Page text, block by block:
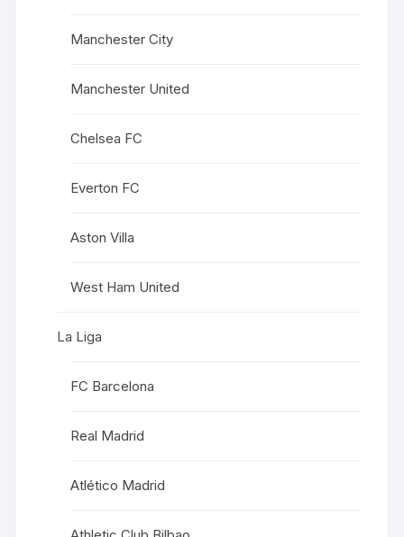
Manchester City
Manchester United
Chelsea FC
Everton FC
Aston Villa
West Ham United
La Liga
FC Barcelona
Real Madrid
Atlético Madrid